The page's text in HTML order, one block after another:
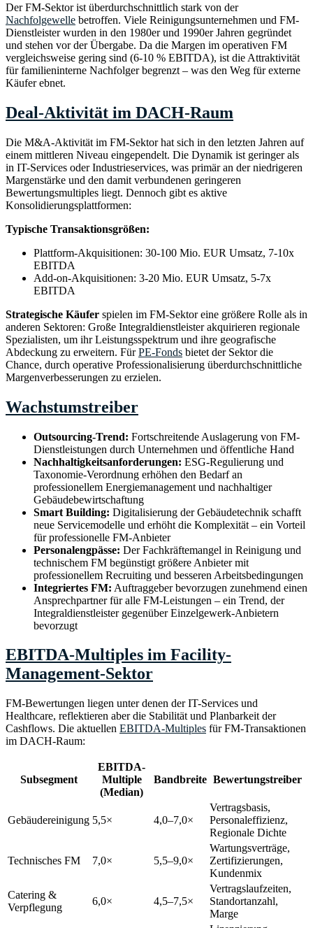
Der FM-Sektor ist überdurchschnittlich stark von der
Nachfolgewelle betroffen. Viele Reinigungsunternehmen und FM-
Dienstleister wurden in den 1980er und 1990er Jahren gegründet
und stehen vor der Übergabe. Da die Margen im operativen FM
vergleichsweise gering sind (6-10 % EBITDA), ist die Attraktivität
für familieninterne Nachfolger begrenzt – was den Weg für externe
Käufer ebnet.
Deal-Aktivität im DACH-Raum
Die M&A-Aktivität im FM-Sektor hat sich in den letzten Jahren auf
einem mittleren Niveau eingependelt. Die Dynamik ist geringer als
in IT-Services oder Industrieservices, was primär an der niedrigeren
Margenstärke und den damit verbundenen geringeren
Bewertungsmultiples liegt. Dennoch gibt es aktive
Konsolidierungsplattformen:
Typische Transaktionsgrößen:
Plattform-Akquisitionen: 30-100 Mio. EUR Umsatz, 7-10x
EBITDA
Add-on-Akquisitionen: 3-20 Mio. EUR Umsatz, 5-7x
EBITDA
Strategische Käufer spielen im FM-Sektor eine größere Rolle als in
anderen Sektoren: Große Integraldienstleister akquirieren regionale
Spezialisten, um ihr Leistungsspektrum und ihre geografische
Abdeckung zu erweitern. FürPE-Fonds bietet der Sektor die
Chance, durch operative Professionalisierung überdurchschnittliche
Margenverbesserungen zu erzielen.
Wachstumstreiber
Outsourcing-Trend: Fortschreitende Auslagerung von FM-
Dienstleistungen durch Unternehmen und öffentliche Hand
Nachhaltigkeitsanforderungen: ESG-Regulierung und
Taxonomie-Verordnung erhöhen den Bedarf an
professionellem Energiemanagement und nachhaltiger
Gebäudebewirtschaftung
Smart Building: Digitalisierung der Gebäudetechnik schafft
neue Servicemodelle und erhöht die Komplexität – ein Vorteil
für professionelle FM-Anbieter
Personalengpässe: Der Fachkräftemangel in Reinigung und
technischem FM begünstigt größere Anbieter mit
professionellem Recruiting und besseren Arbeitsbedingungen
Integriertes FM: Auftraggeber bevorzugen zunehmend einen
Ansprechpartner für alle FM-Leistungen – ein Trend, der
Integraldienstleister gegenüber Einzelgewerk-Anbietern
bevorzugt
EBITDA-Multiples im Facility-
Management-Sektor
FM-Bewertungen liegen unter denen der IT-Services und
Healthcare, reflektieren aber die Stabilität und Planbarkeit der
Cashflows. Die aktuellen EBITDA-Multiples für FM-Transaktionen
im DACH-Raum:
Subsegment
EBITDA-
Multiple
(Median)
Bandbreite Bewertungstreiber
Gebäudereinigung 5,5× 4,0–7,0×
Vertragsbasis,
Personaleffizienz,
Regionale Dichte
Technisches FM 7,0× 5,5–9,0×
Wartungsverträge,
Zertifizierungen,
Kundenmix
Catering &
Verpflegung
6,0× 4,5–7,5×
Vertragslaufzeiten,
Standortanzahl,
Marge